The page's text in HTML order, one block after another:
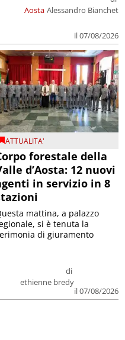
Aosta Alessandro Bianchet
il 07/08/2026
ATTUALITA'
forestale della
d’Aosta: 12 nuovi
in servizio in 8
di
ethienne bredy
il 07/08/2026
mattina, a palazzo
si è tenuta la
di giuramento